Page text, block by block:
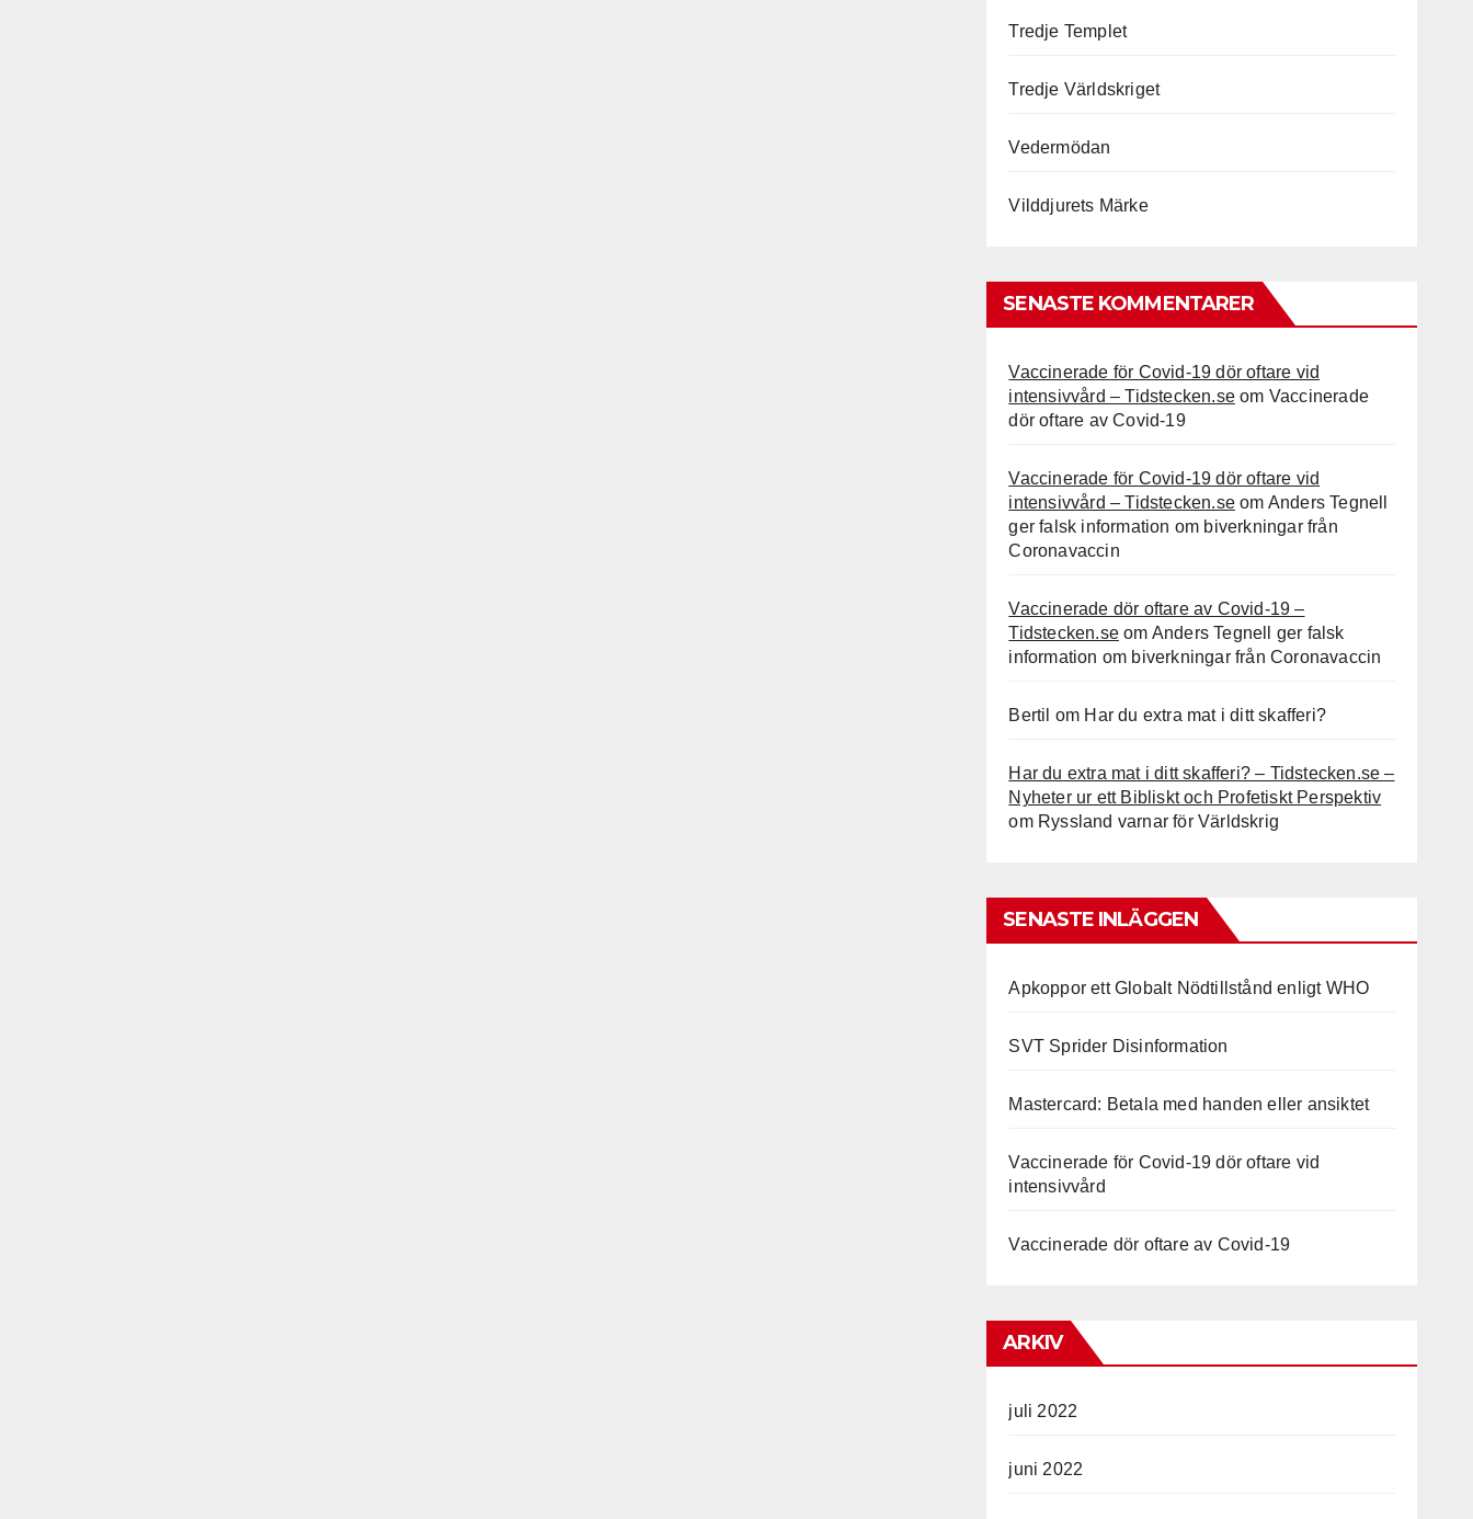
Tredje Templet
Tredje Världskriget
Vedermödan
Vilddjurets Märke
SENASTE KOMMENTARER
Vaccinerade för Covid-19 dör oftare vid
intensivvård – Tidstecken.seom Vaccinerade
dör oftare av Covid-19
Vaccinerade för Covid-19 dör oftare vid
intensivvård – Tidstecken.seom Anders Tegnell
ger falsk information om biverkningar från
Coronavaccin
Vaccinerade dör oftare av Covid-19 –
Tidstecken.seom Anders Tegnell ger falsk
information om biverkningar från Coronavaccin
Bertil om Har du extra mat i ditt skafferi?
Har du extra mat i ditt skafferi? – Tidstecken.se –
Nyheter ur ett Bibliskt och Profetiskt Perspektiv
om Ryssland varnar för Världskrig
SENASTE INLÄGGEN
Apkoppor ett Globalt Nödtillstånd enligt WHO
SVT Sprider Disinformation
Mastercard: Betala med handen eller ansiktet
Vaccinerade för Covid-19 dör oftare vid
intensivvård
Vaccinerade dör oftare av Covid-19
ARKIV
juli 2022
juni 2022